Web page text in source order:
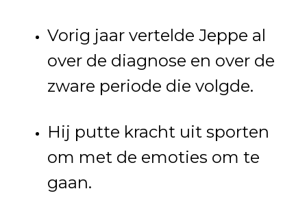
Vorig jaar vertelde Jeppe al
over de diagnose en over de
zware periode die volgde.
Hij putte kracht uit sporten
om met de emoties om te
gaan.